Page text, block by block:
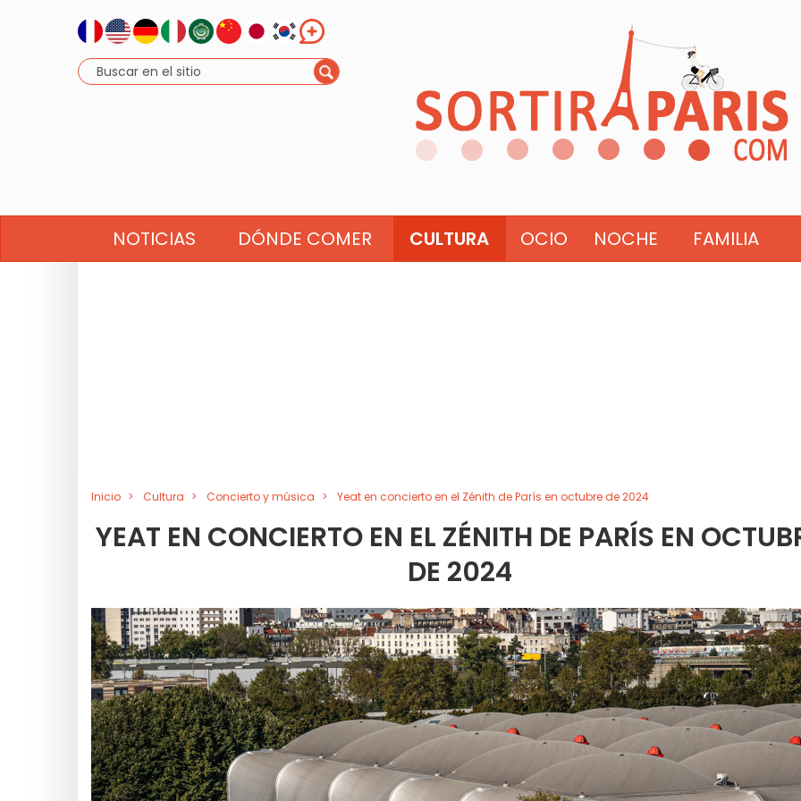
NOTICIAS DÓNDE COMER CULTURA OCIO NOCHE FAMILIA
Inicio Cultura Concierto y música Yeat en concierto en el Zénith de París en octubre de 2024
YEAT EN CONCIERTO EN EL ZÉNITH DE PARÍS EN
DE 2024